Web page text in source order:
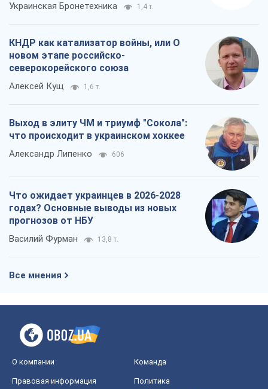
Украинская Бронетехника 1,4 т.
КНДР как катализатор войны, или О
новом этапе российско-
северокорейского союза
Алексей Кущ 1,6 т.
Выход в элиту ЧМ и триумф "Сокола":
что происходит в украинском хоккее
Александр Липенко 606
Что ожидает украинцев в 2026-2028
годах? Основные выводы из новых
прогнозов от НБУ
Василий Фурман 13,8 т.
Все мнения
О компании Команда
Правовая информация
Политика